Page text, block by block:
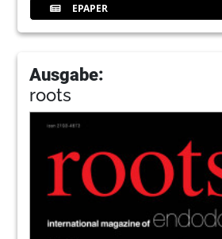
EPAPER
Ausgabe:
roots